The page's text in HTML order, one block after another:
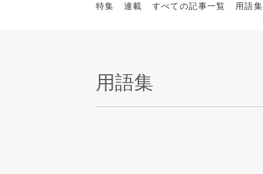
特集 連載 すべての記事一覧 用語集
用語集